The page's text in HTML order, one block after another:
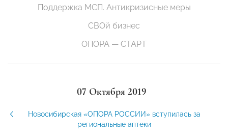
Поддержка МСП. Антикризисные меры
СВОй бизнес
ОПОРА — СТАРТ
07 Октября 2019
Новосибирская «ОПОРА РОССИИ» вступилась за
региональные аптеки